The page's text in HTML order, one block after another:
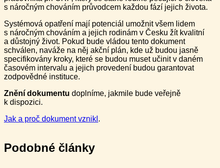
s náročným chováním průvodcem každou fází jejich života.
Systémová opatření mají potenciál umožnit všem lidem
s náročným chováním a jejich rodinám v Česku žít kvalitní
a důstojný život. Pokud bude vládou tento dokument
schválen, naváže na něj akční plán, kde už budou jasně
specifikovány kroky, které se budou muset učinit v daném
časovém intervalu a jejich provedení budou garantovat
zodpovědné instituce.
Znění dokumentu doplníme, jakmile bude veřejně
k dispozici.
Jak a proč dokument vznikl .
Podobné články